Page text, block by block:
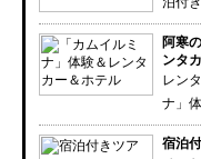
阿寒
ンタ
レン
ナ」
宿泊